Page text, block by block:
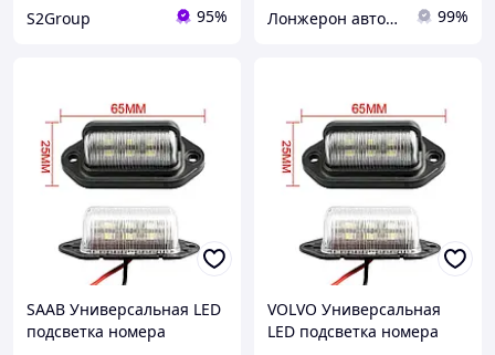
S2Group 95% Лонжерон автомагазин 99%
SAAB Универсальная LED
подсветка номера
VOLVO Универсальная
LED подсветка номера